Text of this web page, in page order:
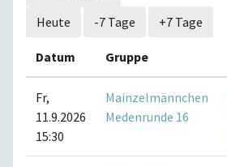
Heute
-7 Tage +7 Tage
Datum Gruppe
Fr,
11.9.2026
15:30
Mainzelmännchen
Medenrunde 16